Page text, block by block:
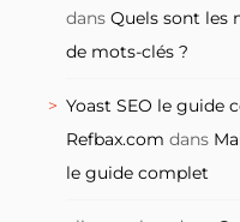
dans Quels sont les
de mots-clés ?
Yoast SEO le guide
Refbax.com dans
le guide complet